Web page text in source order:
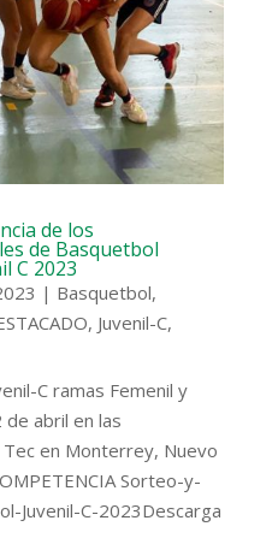
de los
de Basquetbol
C 2023
| Basquetbol,
, Juvenil-C,
C ramas Femenil y
abril en las
en Monterrey, Nuevo
Sorteo-y-
Juvenil-C-2023Descarga